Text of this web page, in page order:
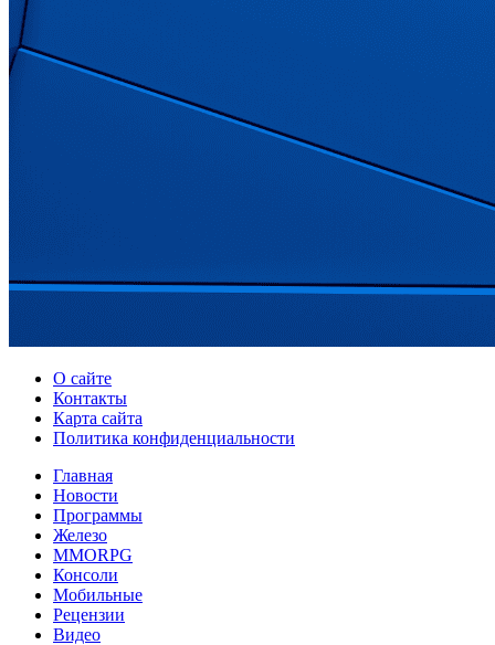
О сайте
Контакты
Карта сайта
Политика конфиденциальности
Главная
Новости
Программы
Железо
MMORPG
Консоли
Мобильные
Рецензии
Видео